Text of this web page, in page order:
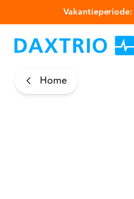
Vakantieperiode:
Home